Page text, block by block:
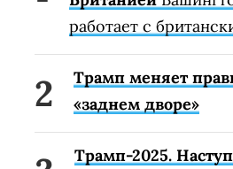
работает с
Трамп меняет
«заднем дворе»
Трамп-2025.